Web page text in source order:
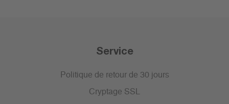
Service
Politique de retour de 30 jours
Cryptage SSL